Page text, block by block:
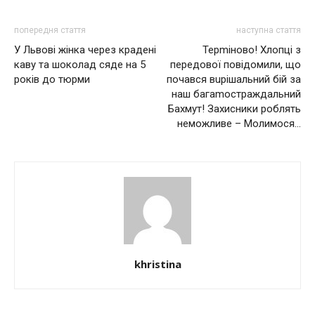
попередня стаття
У Львові жінка через кpaдені
каву та шоколад cяде на 5
років до тюрми
наступна стаття
Терmінoвo! Хлопці з
передової повідомили, що
почався вuрішальний бій за
наш багаmостраждальний
Бахмут! Захисники роблять
неможливе – Молимося…
khristina